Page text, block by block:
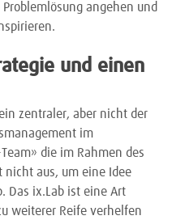
angehen und
und einen
zentraler, aber nicht der
im
die im Rahmen des
nicht aus, um eine Idee
Das ix.Lab ist eine Art
weiterer Reife verhelfen